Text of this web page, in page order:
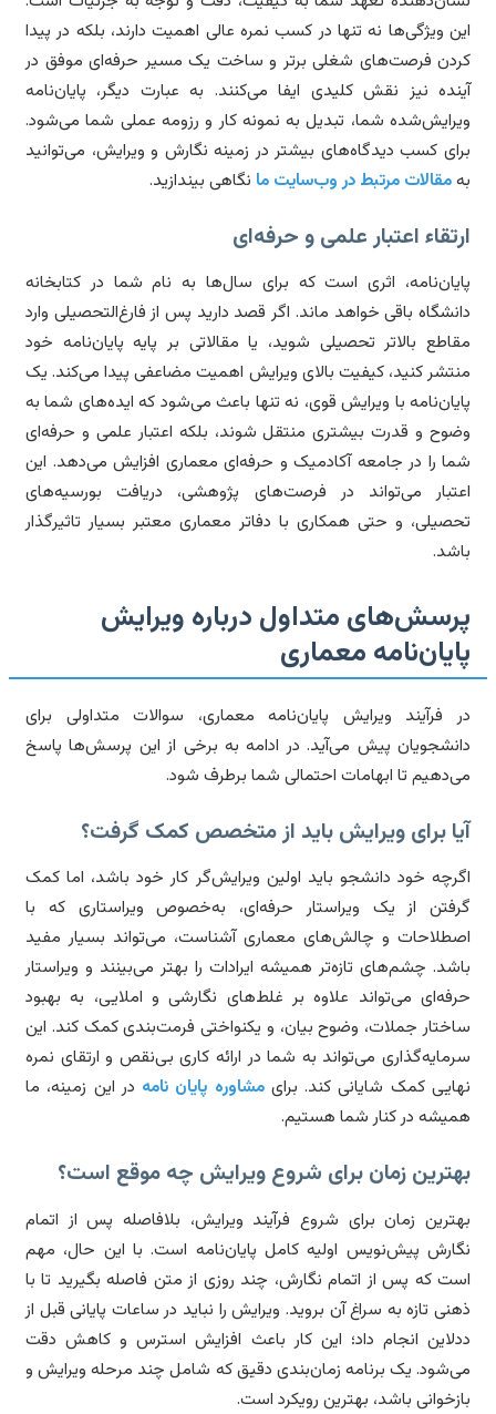
ویژگی‌ها نه تنها در کسب نمره عالی اهمیت دارند، بلکه در پیدا
فرصت‌های شغلی برتر و ساخت یک مسیر حرفه‌ای موفق در
نیز نقش کلیدی ایفا می‌کنند. به عبارت دیگر، پایان‌نامه
شما، تبدیل به نمونه کار و رزومه عملی شما می‌شود.
کسب دیدگاه‌های بیشتر در زمینه نگارش و ویرایش، می‌توانید
مقالات مرتبط در وب‌سایت مانگاهی بیندازید.
اعتبار علمی و حرفه‌ای
اثری است که برای سال‌ها به نام شما در کتابخانه
باقی خواهد ماند. اگر قصد دارید پس از فارغ‌التحصیلی وارد
بالاتر تحصیلی شوید، یا مقالاتی بر پایه پایان‌نامه خود
کنید، کیفیت بالای ویرایش اهمیت مضاعفی پیدا می‌کند. یک
با ویرایش قوی، نه تنها باعث می‌شود که ایده‌های شما به
و قدرت بیشتری منتقل شوند، بلکه اعتبار علمی و حرفه‌ای
را در جامعه آکادمیک و حرفه‌ای معماری افزایش می‌دهد. این
می‌تواند در فرصت‌های پژوهشی، دریافت بورسیه‌های
و حتی همکاری با دفاتر معماری معتبر بسیار تاثیرگذار
متداول درباره ویرایش
معماری
فرآیند ویرایش پایان‌نامه معماری، سوالات متداولی برای
پیش می‌آید. در ادامه به برخی از این پرسش‌ها پاسخ
تا ابهامات احتمالی شما برطرف شود.
برای ویرایش باید از متخصص کمک گرفت؟
خود دانشجو باید اولین ویرایش‌گر کار خود باشد، اما کمک
از یک ویراستار حرفه‌ای، به‌خصوص ویراستاری که با
و چالش‌های معماری آشناست، می‌تواند بسیار مفید
چشم‌های تازه‌تر همیشه ایرادات را بهتر می‌بینند و ویراستار
می‌تواند علاوه بر غلط‌های نگارشی و املایی، به بهبود
جملات، وضوح بیان، و یکنواختی فرمت‌بندی کمک کند. این
می‌تواند به شما در ارائه کاری بی‌نقص و ارتقای نمره
کمک شایانی کند. برای مشاوره پایان نامهدر این زمینه، ما
در کنار شما هستیم.
زمان برای شروع ویرایش چه موقع است؟
زمان برای شروع فرآیند ویرایش، بلافاصله پس از اتمام
پیش‌نویس اولیه کامل پایان‌نامه است. با این حال، مهم
که پس از اتمام نگارش، چند روزی از متن فاصله بگیرید تا با
تازه به سراغ آن بروید. ویرایش را نباید در ساعات پایانی قبل از
انجام داد؛ این کار باعث افزایش استرس و کاهش دقت
یک برنامه زمان‌بندی دقیق که شامل چند مرحله ویرایش و
باشد، بهترین رویکرد است.